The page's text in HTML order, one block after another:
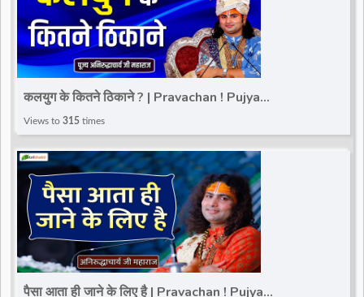
कलयुग के कितने ठिकाने ? | Pravachan ! Pujya
Aniruddhacharya Ji Maharaj
Views to 315 times
पैसा आता ही जाने के लिए है | Pravachan ! Pujya